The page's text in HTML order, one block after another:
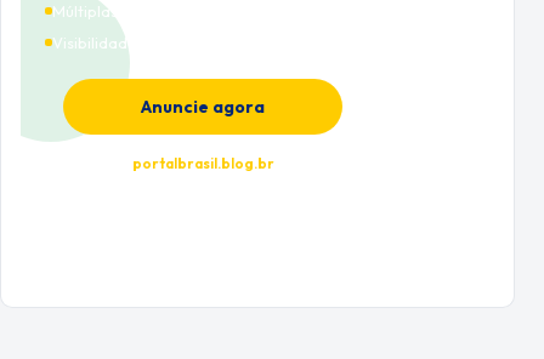
Múltiplas categorias
Visibilidade premium
Anuncie agora
portalbrasil.blog.br